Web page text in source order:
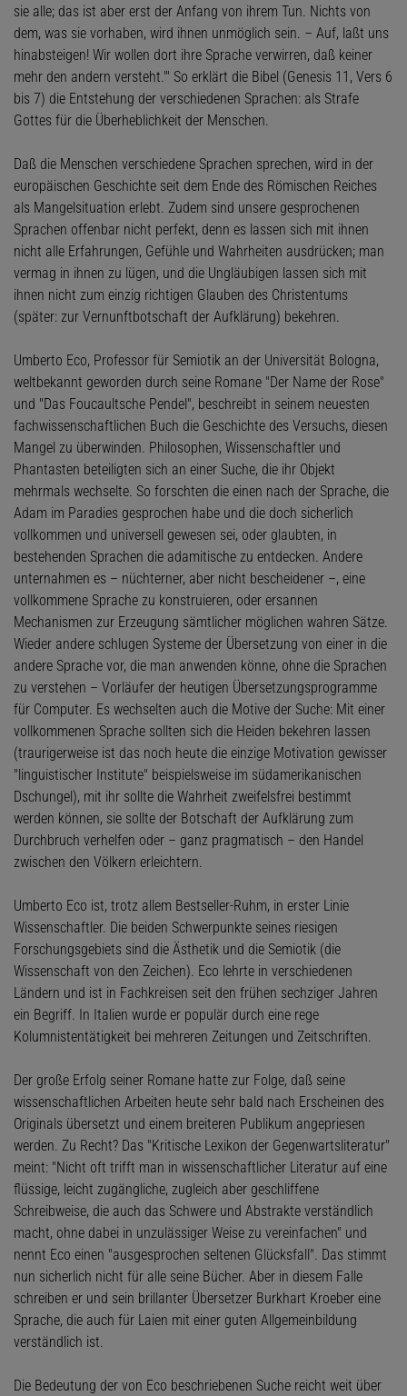
sie alle; das ist aber erst der Anfang von ihrem Tun. Nichts von
dem, was sie vorhaben, wird ihnen unmöglich sein. – Auf, laßt uns
hinabsteigen! Wir wollen dort ihre Sprache verwirren, daß keiner
mehr den andern versteht.'" So erklärt die Bibel (Genesis 11, Vers 6
bis 7) die Entstehung der verschiedenen Sprachen: als Strafe
Gottes für die Überheblichkeit der Menschen.
Daß die Menschen verschiedene Sprachen sprechen, wird in der
europäischen Geschichte seit dem Ende des Römischen Reiches
als Mangelsituation erlebt. Zudem sind unsere gesprochenen
Sprachen offenbar nicht perfekt, denn es lassen sich mit ihnen
nicht alle Erfahrungen, Gefühle und Wahrheiten ausdrücken; man
vermag in ihnen zu lügen, und die Ungläubigen lassen sich mit
ihnen nicht zum einzig richtigen Glauben des Christentums
(später: zur Vernunftbotschaft der Aufklärung) bekehren.
Umberto Eco, Professor für Semiotik an der Universität Bologna,
weltbekannt geworden durch seine Romane "Der Name der Rose"
und "Das Foucaultsche Pendel", beschreibt in seinem neuesten
fachwissenschaftlichen Buch die Geschichte des Versuchs, diesen
Mangel zu überwinden. Philosophen, Wissenschaftler und
Phantasten beteiligten sich an einer Suche, die ihr Objekt
mehrmals wechselte. So forschten die einen nach der Sprache, die
Adam im Paradies gesprochen habe und die doch sicherlich
vollkommen und universell gewesen sei, oder glaubten, in
bestehenden Sprachen die adamitische zu entdecken. Andere
unternahmen es – nüchterner, aber nicht bescheidener –, eine
vollkommene Sprache zu konstruieren, oder ersannen
Mechanismen zur Erzeugung sämtlicher möglichen wahren Sätze.
Wieder andere schlugen Systeme der Übersetzung von einer in die
andere Sprache vor, die man anwenden könne, ohne die Sprachen
zu verstehen – Vorläufer der heutigen Übersetzungsprogramme
für Computer. Es wechselten auch die Motive der Suche: Mit einer
vollkommenen Sprache sollten sich die Heiden bekehren lassen
(traurigerweise ist das noch heute die einzige Motivation gewisser
"linguistischer Institute" beispielsweise im südamerikanischen
Dschungel), mit ihr sollte die Wahrheit zweifelsfrei bestimmt
werden können, sie sollte der Botschaft der Aufklärung zum
Durchbruch verhelfen oder – ganz pragmatisch – den Handel
zwischen den Völkern erleichtern.
Umberto Eco ist, trotz allem Bestseller-Ruhm, in erster Linie
Wissenschaftler. Die beiden Schwerpunkte seines riesigen
Forschungsgebiets sind die Ästhetik und die Semiotik (die
Wissenschaft von den Zeichen). Eco lehrte in verschiedenen
Ländern und ist in Fachkreisen seit den frühen sechziger Jahren
ein Begriff. In Italien wurde er populär durch eine rege
Kolumnistentätigkeit bei mehreren Zeitungen und Zeitschriften.
Der große Erfolg seiner Romane hatte zur Folge, daß seine
wissenschaftlichen Arbeiten heute sehr bald nach Erscheinen des
Originals übersetzt und einem breiteren Publikum angepriesen
werden. Zu Recht? Das "Kritische Lexikon der Gegenwartsliteratur"
meint: "Nicht oft trifft man in wissenschaftlicher Literatur auf eine
flüssige, leicht zugängliche, zugleich aber geschliffene
Schreibweise, die auch das Schwere und Abstrakte verständlich
macht, ohne dabei in unzulässiger Weise zu vereinfachen" und
nennt Eco einen "ausgesprochen seltenen Glücksfall". Das stimmt
nun sicherlich nicht für alle seine Bücher. Aber in diesem Falle
schreiben er und sein brillanter Übersetzer Burkhart Kroeber eine
Sprache, die auch für Laien mit einer guten Allgemeinbildung
verständlich ist.
Die Bedeutung der von Eco beschriebenen Suche reicht weit über